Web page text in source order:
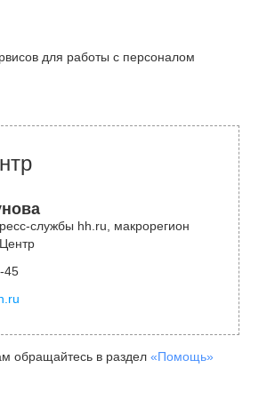
для работы с персоналом
службы hh.ru, макрорегион
45
обращайтесь в раздел «Помощь»